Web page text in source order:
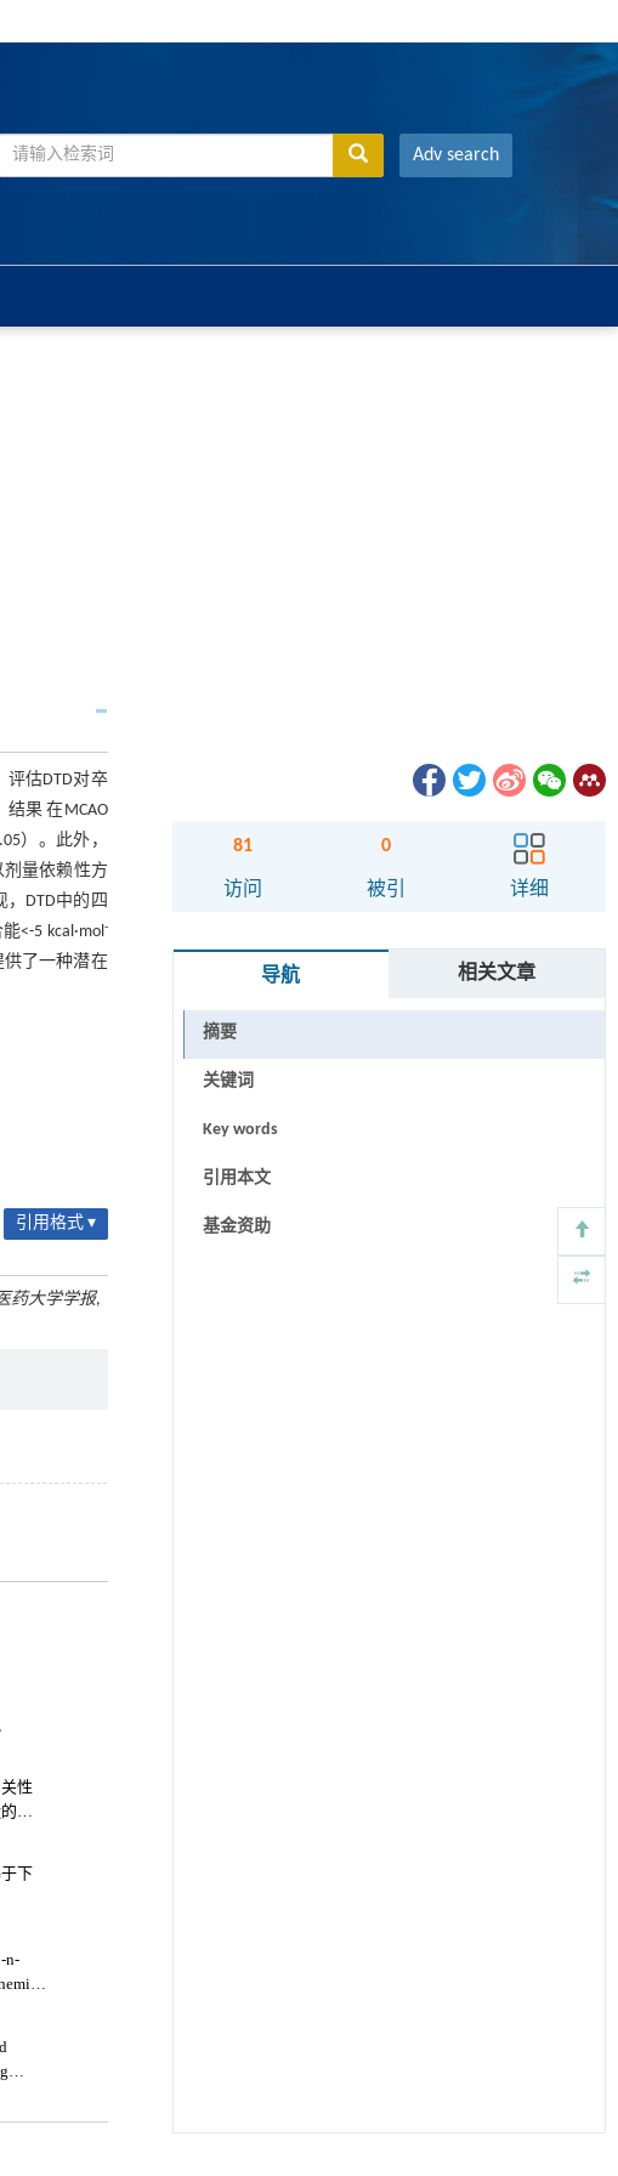
Adv search
评估DTD对卒
果 在MCAO
）。此外，
剂量依赖性方
DTD中的四
<-5 kcal·mol-
供了一种潜在
引用格式 ▾
药大学学报,
81
访问
0
被引 详细
导航 相关文章
摘要
关键词
Key words
引用本文
基金资助